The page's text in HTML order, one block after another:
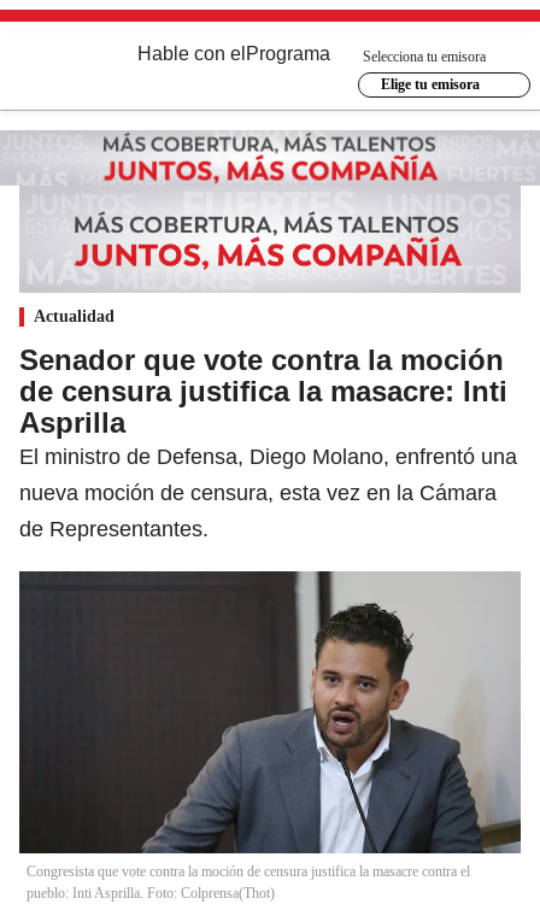
Hable con el Programa
Selecciona tu emisora
Elige tu emisora
Actualidad
Senador que vote contra la moción
de censura justifica la masacre: Inti
Asprilla
El ministro de Defensa, Diego Molano, enfrentó una
nueva moción de censura, esta vez en la Cámara
de Representantes.
Congresista que vote contra la moción de censura justifica la masacre contra el
pueblo: Inti Asprilla. Foto: Colprensa(Thot)